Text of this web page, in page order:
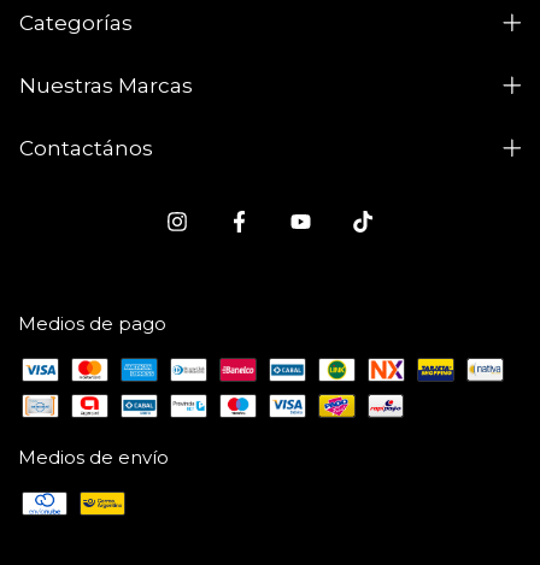
Categorías
Nuestras Marcas
Contactános
Medios de pago
Medios de envío